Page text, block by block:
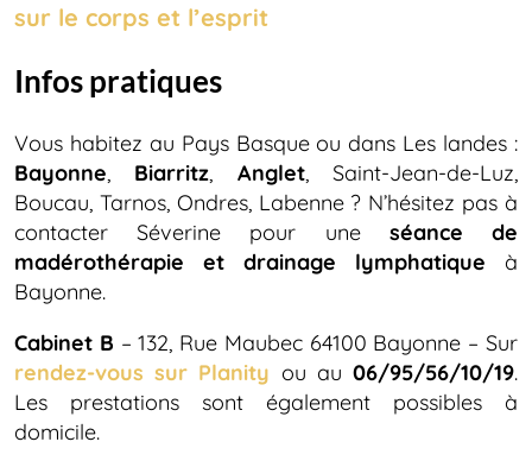
sur le corps et l’esprit
Infos pratiques
Vous habitez au Pays Basque ou dans Les landes :
Bayonne, Biarritz, Anglet, Saint-Jean-de-Luz,
Boucau, Tarnos, Ondres, Labenne ? N’hésitez pas à
contacter Séverine pour une séance de
madérothérapie et drainage lymphatique à
Bayonne.
Cabinet B – 132, Rue Maubec 64100 Bayonne – Sur
rendez-vous sur Planity ou au06/95/56/10/19.
Les prestations sont également possibles à
domicile.